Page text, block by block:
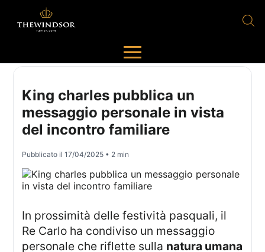
King charles pubblica un
messaggio personale in vista
del incontro familiare
Pubblicato il17/04/2025 • 2 min
In prossimità delle festività pasquali, il
Re Carlo ha condiviso un messaggio
personale che riflette sulla natura umana